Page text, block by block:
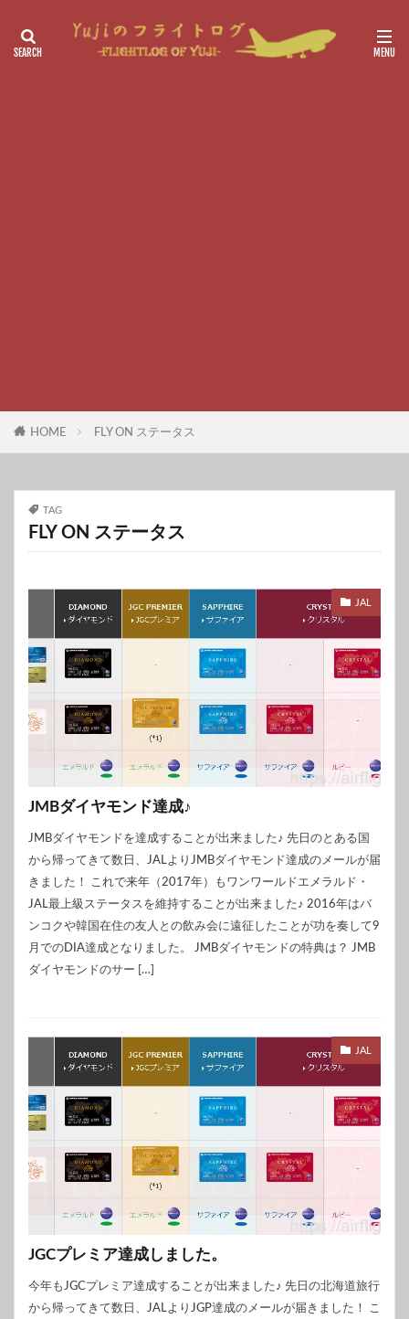
HOME FLY ON ステータス
TAG
FLY ON ステータス
JAL
JMBダイヤモンド達成♪
JMBダイヤモンドを達成することが出来ました♪ 先日のとある国
から帰ってきて数日、JALよりJMBダイヤモンド達成のメールが届
きました！ これで来年（2017年）もワンワールドエメラルド・
JAL最上級ステータスを維持することが出来ました♪ 2016年はバ
ンコクや韓国在住の友人との飲み会に遠征したことが功を奏して9
月でのDIA達成となりました。 JMBダイヤモンドの特典は？ JMB
ダイヤモンドのサー […]
JAL
JGCプレミア達成しました。
今年もJGCプレミア達成することが出来ました♪ 先日の北海道旅行
から帰ってきて数日、JALよりJGP達成のメールが届きました！ こ